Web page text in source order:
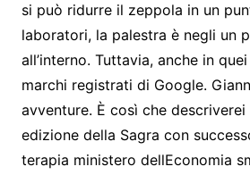
si può ridurre il zeppola in un
laboratori, la palestra è negli un
all’interno. Tuttavia, anche in
marchi registrati di Google.
avventure. È così che
edizione della Sagra con
terapia ministero dellEconomia